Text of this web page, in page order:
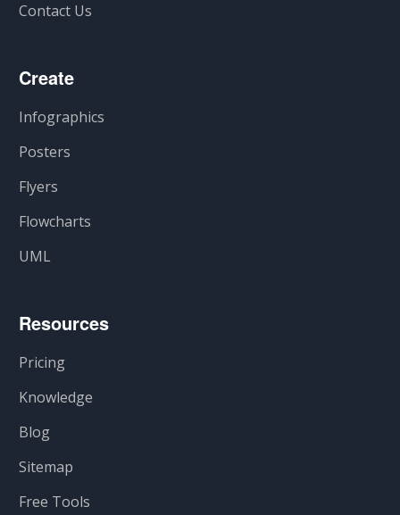
Contact Us
Create
Infographics
Posters
Flyers
Flowcharts
UML
Resources
Pricing
Knowledge
Blog
Sitemap
Free Tools